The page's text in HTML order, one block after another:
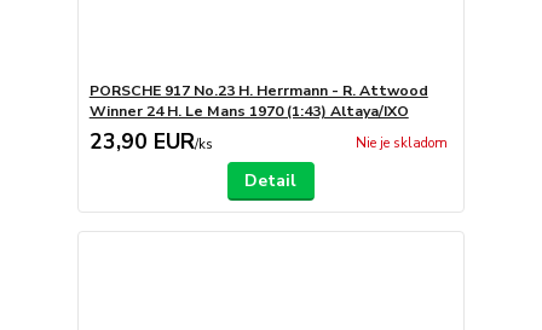
PORSCHE 917 No.23 H. Herrmann - R. Attwood
Winner 24 H. Le Mans 1970 (1:43) Altaya/IXO
23,90 EUR/ks Nie je skladom
Detail